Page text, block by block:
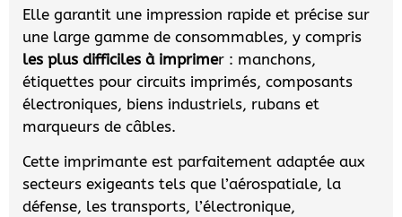
Elle garantit une impression rapide et précise sur
une large gamme de consommables, y compris
les plus difficiles à imprimer : manchons,
étiquettes pour circuits imprimés, composants
électroniques, biens industriels, rubans et
marqueurs de câbles.
Cette imprimante est parfaitement adaptée aux
secteurs exigeants tels que l’aérospatiale, la
défense, les transports, l’électronique,